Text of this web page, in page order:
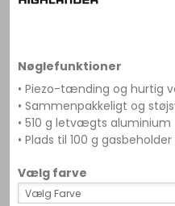
Nøglefunktioner
• Piezo-tænding og hurtig
• Sammenpakkeligt og
• 510 g letvægts aluminium
• Plads til 100 g
Vælg farve
Vælg Farve